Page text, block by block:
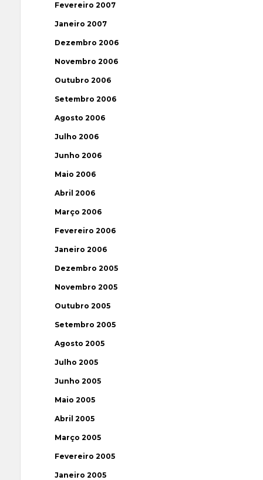
Fevereiro 2007
Janeiro 2007
Dezembro 2006
Novembro 2006
Outubro 2006
Setembro 2006
Agosto 2006
Julho 2006
Junho 2006
Maio 2006
Abril 2006
Março 2006
Fevereiro 2006
Janeiro 2006
Dezembro 2005
Novembro 2005
Outubro 2005
Setembro 2005
Agosto 2005
Julho 2005
Junho 2005
Maio 2005
Abril 2005
Março 2005
Fevereiro 2005
Janeiro 2005